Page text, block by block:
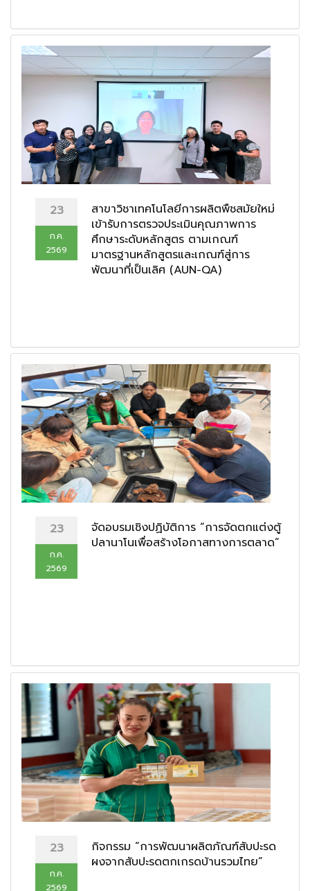
23
ก.ค.
2569
สาขาวิชาเทคโนโลยีการผลิตพืชสมัยใหม่
เข้ารับการตรวจประเมินคุณภาพการ
ศึกษาระดับหลักสูตร ตามเกณฑ์
มาตรฐานหลักสูตรและเกณฑ์สู่การ
พัฒนาที่เป็นเลิศ (AUN-QA)
23
ก.ค.
2569
จัดอบรมเชิงปฏิบัติการ “การจัดตกแต่งตู้
ปลานาโนเพื่อสร้างโอกาสทางการตลาด”
23
ก.ค.
2569
กิจกรรม “การพัฒนาผลิตภัณฑ์สับปะรด
ผงจากสับปะรดตกเกรดบ้านรวมไทย”